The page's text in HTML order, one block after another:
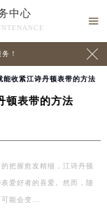
中心

！ 
收紧江诗丹顿表带的方法
顿表带的方法
把握愈发精细，江诗丹顿
爱好者的喜爱。然而，随
能会变…